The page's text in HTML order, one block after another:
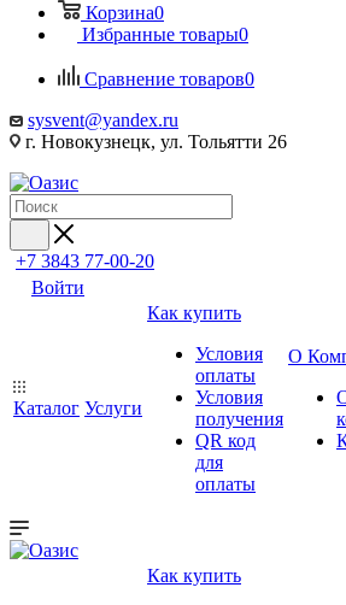
Корзина0
Избранные товары0
Сравнение товаров0
sysvent@yandex.ru
г. Новокузнецк, ул. Тольятти 26
+7 3843 77-00-20
Войти
Каталог Услуги
Как купить
Условия
оплаты
Условия
получения
QR код
для
оплаты
О
Как купить